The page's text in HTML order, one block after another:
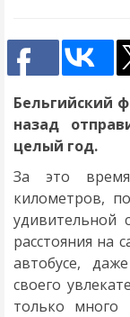
Бельгийский
назад
целый год.
За это
километров,
удивительной
расстояния на
автобусе,
своего
только